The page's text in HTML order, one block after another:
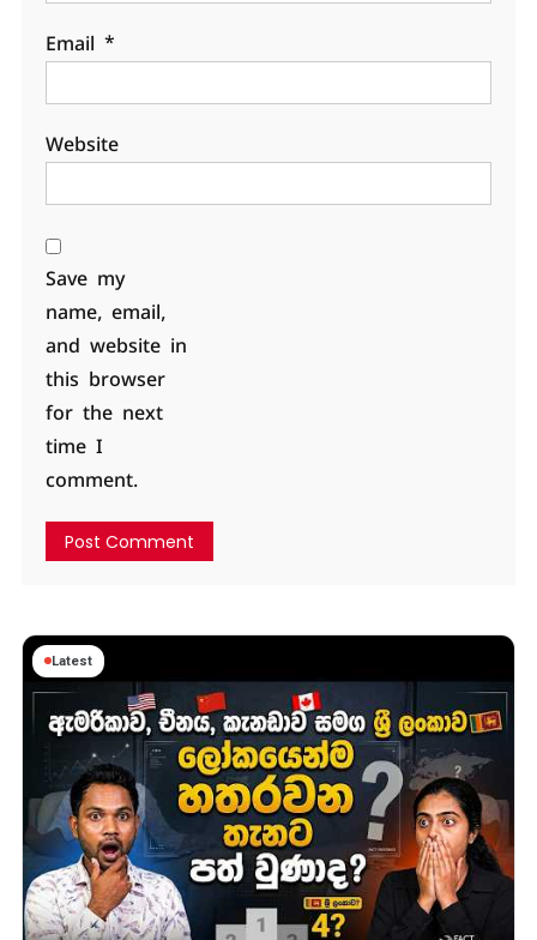
Email *
Website
Save my
name, email,
and website in
this browser
for the next
time I
comment.
Latest